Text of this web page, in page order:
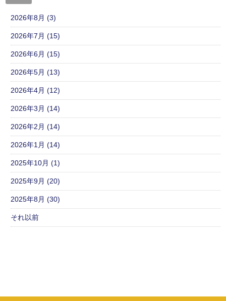
2026年8月 (3)
2026年7月 (15)
2026年6月 (15)
2026年5月 (13)
2026年4月 (12)
2026年3月 (14)
2026年2月 (14)
2026年1月 (14)
2025年10月 (1)
2025年9月 (20)
2025年8月 (30)
それ以前